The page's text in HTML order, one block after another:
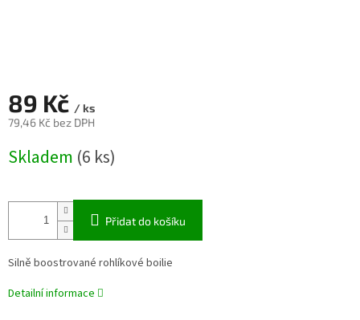
89 Kč / ks
79,46 Kč bez DPH
cena:
Skladem (6 ks)
Přidat do košíku
Silně boostrované rohlíkové boilie
Detailní informace